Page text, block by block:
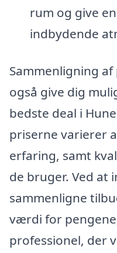
rum og give
indbydende
Sammenligning
også give dig
bedste deal i
priserne varierer
erfaring, samt
de bruger. Ved at
sammenligne
værdi for
professionel, der